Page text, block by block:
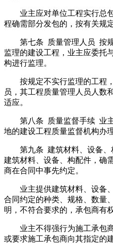
业主应对单位工程实行总
程确需部分发包的，按有关规
第七条 质量管理人员 按
监理的建设工程，业主应委托
构进行监理。
按规定不实行监理的工程
员，其工程质量管理人员人数
适应。
第八条 质量监督手续 业
地的建设工程质量监督机构办
第九条 建筑材料、设备
建筑材料、设备、构配件，确
商在合同中事先约定。
业主提供建筑材料、设备
合同约定的种类、规格、数量
明，不符合要求的，承包商有
业主不得强行为施工承包
或要求施工承包商向其指定的